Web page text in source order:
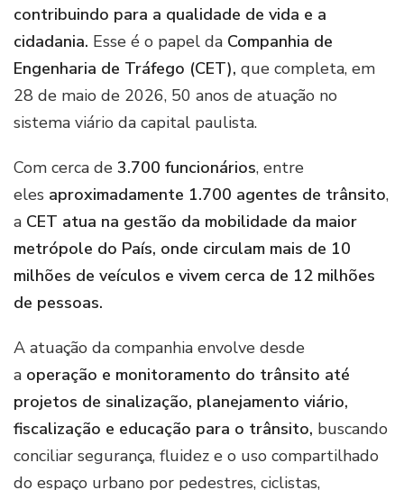
contribuindo para a qualidade de vida e a
cidadania. Esse é o papel da Companhia de
Engenharia de Tráfego (CET), que completa, em
28 de maio de 2026, 50 anos de atuação no
sistema viário da capital paulista.
Com cerca de 3.700 funcionários, entre
eles aproximadamente 1.700 agentes de trânsito,
a CET atua na gestão da mobilidade da maior
metrópole do País, onde circulam mais de 10
milhões de veículos e vivem cerca de 12 milhões
de pessoas.
A atuação da companhia envolve desde
a operação e monitoramento do trânsito até
projetos de sinalização, planejamento viário,
fiscalização e educação para o trânsito, buscando
conciliar segurança, fluidez e o uso compartilhado
do espaço urbano por pedestres, ciclistas,